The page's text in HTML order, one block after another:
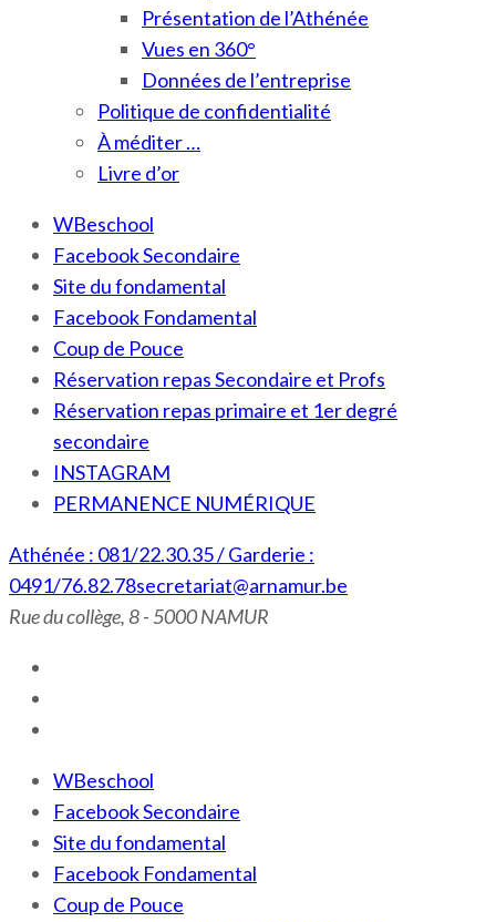
Présentation de l’Athénée
Vues en 360°
Données de l’entreprise
Politique de confidentialité
À méditer …
Livre d’or
WBeschool
Facebook Secondaire
Site du fondamental
Facebook Fondamental
Coup de Pouce
Réservation repas Secondaire et Profs
Réservation repas primaire et 1er degré
secondaire
INSTAGRAM
PERMANENCE NUMÉRIQUE
Athénée : 081/22.30.35 / Garderie :
0491/76.82.78secretariat@arnamur.be
Rue du collège, 8 - 5000 NAMUR
WBeschool
Facebook Secondaire
Site du fondamental
Facebook Fondamental
Coup de Pouce